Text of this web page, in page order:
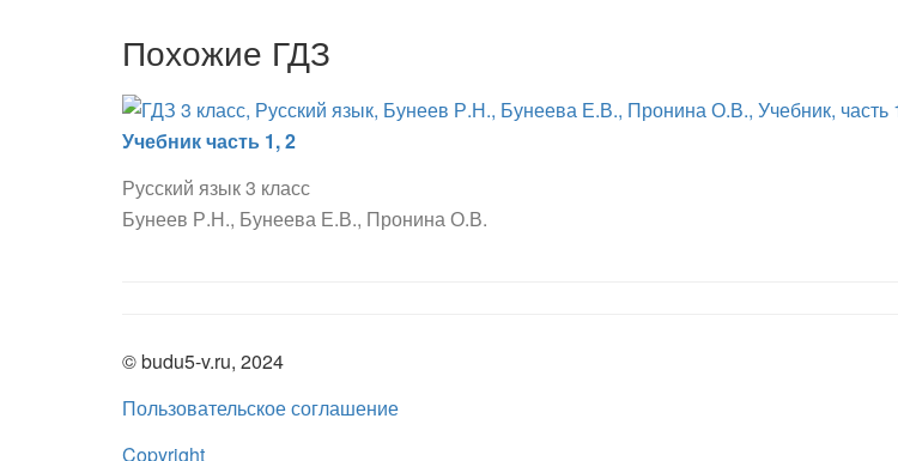
Похожие ГДЗ
Учебник часть 1, 2
Русский язык 3 класс
Бунеев Р.Н., Бунеева Е.В., Пронина О.В.
© budu5-v.ru, 2024
Пользовательское соглашение
Copyright